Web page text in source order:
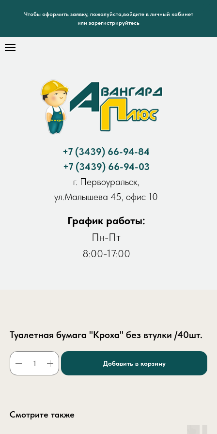
Чтобы оформить заявку, пожалуйста,войдите в личный кабинет
или зарегистрируйтесь
+7 (3439) 66-94-84
+7 (3439) 66-94-03
г. Первоуральск,
ул.Малышева 45, офис 10
График работы:
Пн-Пт
8:00-17:00
Туалетная бумага "Кроха" без втулки /40шт.
Добавить в корзину
Смотрите также